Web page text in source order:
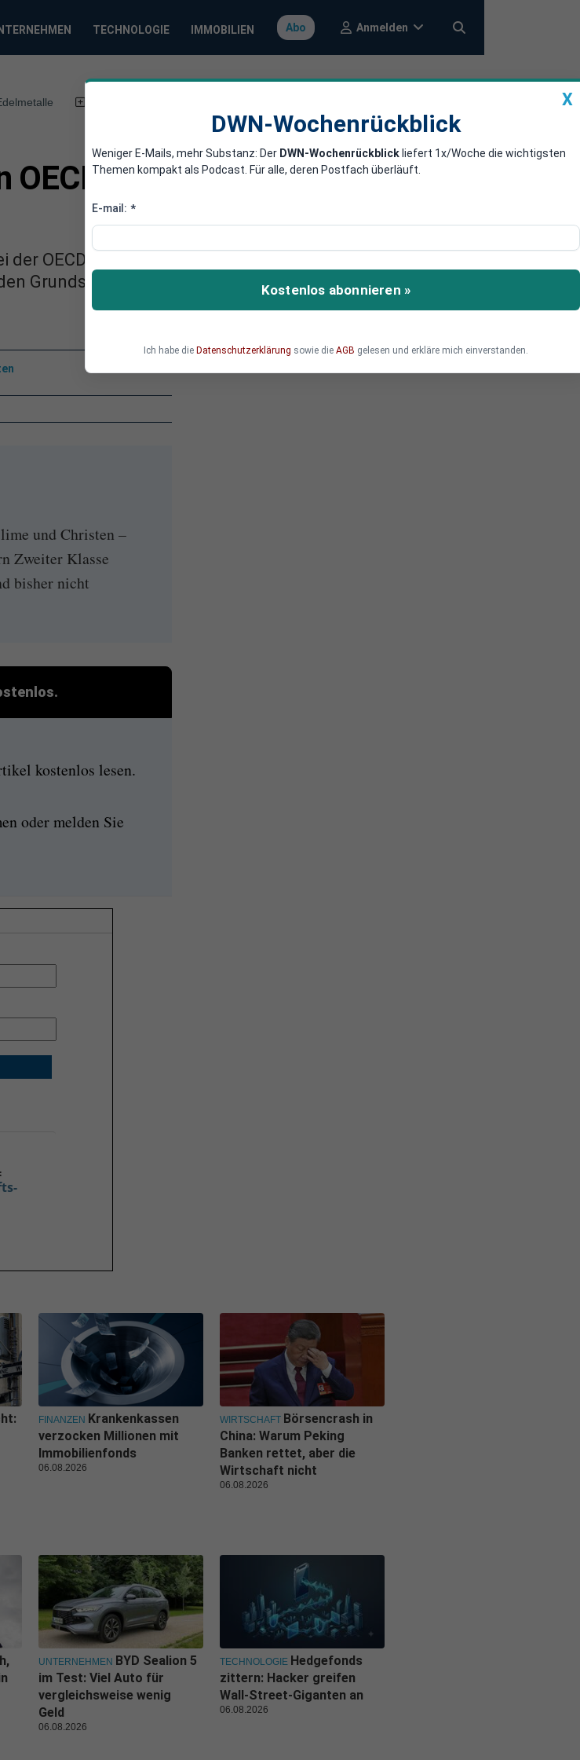
TECHNOLOGIE IMMOBILIEN Abo Anmelden
OECD-Beschwerde gegen
OECD Beschwerde gegen das neue
Grundsatz der wirtschaftlichen Gleichbehandlung
und Christen –
Zweiter Klasse
bisher nicht
kostenlos lesen.
oder melden Sie
X
DWN-Wochenrückblick
Weniger E-Mails, mehr Substanz: Der DWN-Wochenrückblick liefert 1x/Woche die wichtigsten
Themen kompakt als Podcast. Für alle, deren Postfach überläuft.
E-mail: *
Kostenlos abonnieren »
Ich habe die Datenschutzerklärung sowie die AGB gelesen und erkläre mich einverstanden.
FINANZEN Krankenkassen
verzocken Millionen mit
Immobilienfonds
06.08.2026
WIRTSCHAFT Börsencrash in
China: Warum Peking
Banken rettet, aber die
Wirtschaft nicht
06.08.2026
UNTERNEHMEN BYD Sealion 5
im Test: Viel Auto für
vergleichsweise wenig
Geld
06.08.2026
TECHNOLOGIE Hedgefonds
zittern: Hacker greifen
Wall-Street-Giganten an
06.08.2026